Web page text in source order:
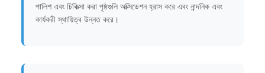
পালিশ এবং চিকিত্সা করা পৃষ্ঠগুলি অক্সিডেশন হ্রাস করে এবং নান্দনিক এবং
কার্যকরী স্থায়িত্ব উন্নত করে।